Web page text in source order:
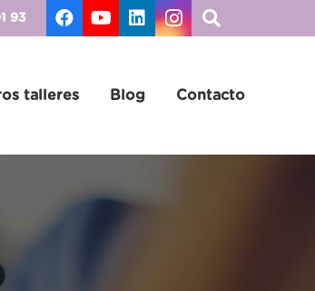
93
talleres Blog Contacto